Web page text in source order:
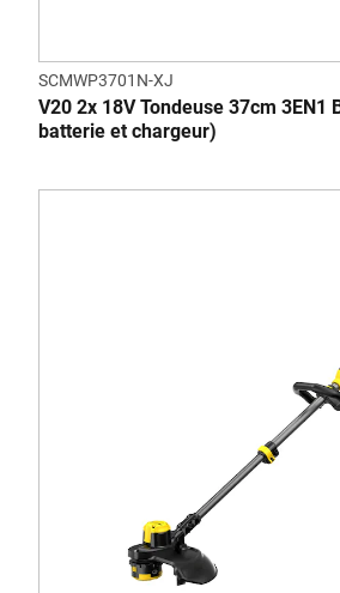
SCMWP3701N-XJ
V20 2x 18V Tondeuse 37cm 3EN1
batterie et chargeur)